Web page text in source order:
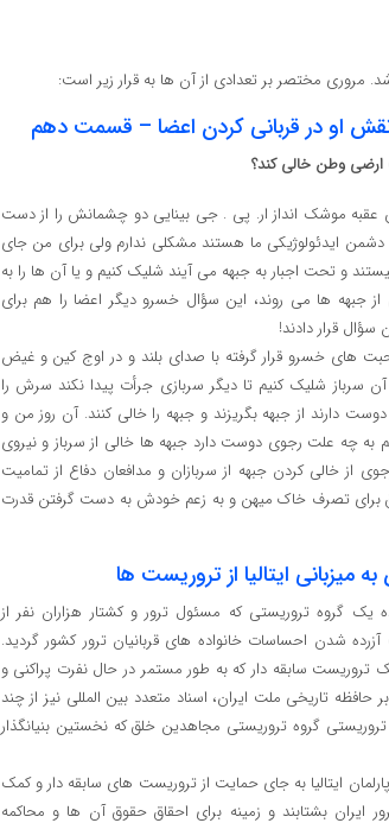
ارضی وطن خالی کند؟
عقبه موشک انداز ار. پی . جی بینایی دو چشمانش را از دست
دشمن ایدئولوژیکی ما هستند مشکلی ندارم ولی برای من جای
و تحت اجبار به جبهه می آیند شلیک کنیم و یا آن ها را به
جبهه ها می روند، این سؤال خسرو دیگر اعضا را هم برای
سؤال قرار دادند!
های خسرو قرار گرفته با صدای بلند و در اوج کین و غیض
سرباز شلیک کنیم تا دیگر سربازی جرأت پیدا نکند سرش را
دارند از جبهه بگریزند و جبهه را خالی کنند. آن روز من و
چه علت رجوی دوست دارد جبهه ها خالی از سرباز و نیروی
کردن جبهه از سربازان و مدافعان دفاع از تمامیت
برای تصرف خاک میهن و به زعم خودش به دست گرفتن قدرت
میزبانی ایتالیا از تروریست ‌ها
یک گروه تروریستی که مسئول ترور و کشتار هزاران نفر از
‌شدن احساسات خانواده‌ های قربانیان ترور کشور گردید.
تروریست سابقه ‌دار که به ‌طور مستمر در حال نفرت‌ پراکنی و
تاریخی ملت ایران، اسناد متعدد بین ‌المللی نیز از چند
گروه تروریستی مجاهدین خلق که نخستین بنیانگذار
ایتالیا به‌ جای حمایت از تروریست‌ های سابقه‌ دار و کمک
ایران بشتابند و زمینه برای احقاق حقوق آن‌ ها و محاکمه